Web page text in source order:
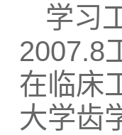
学习
2007.8
在临床
大学齿